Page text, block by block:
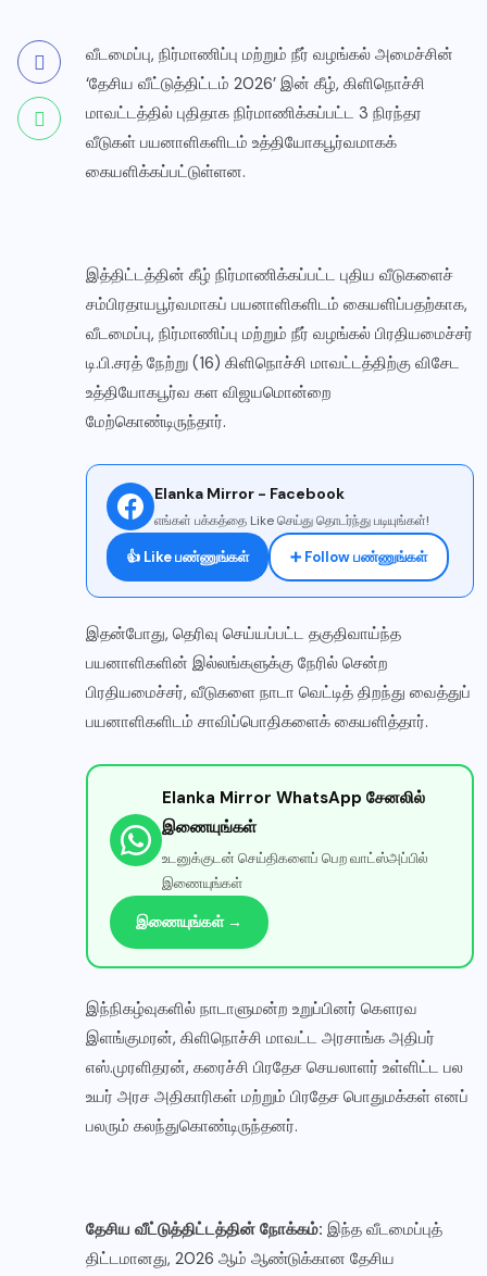
வீடமைப்பு, நிர்மாணிப்பு மற்றும் நீர் வழங்கல் அமைச்சின்
‘தேசிய வீட்டுத்திட்டம் 2026’ இன் கீழ், கிளிநொச்சி
மாவட்டத்தில் புதிதாக நிர்மாணிக்கப்பட்ட 3 நிரந்தர
வீடுகள் பயனாளிகளிடம் உத்தியோகபூர்வமாகக்
கையளிக்கப்பட்டுள்ளன.
இத்திட்டத்தின் கீழ் நிர்மாணிக்கப்பட்ட புதிய வீடுகளைச்
சம்பிரதாயபூர்வமாகப் பயனாளிகளிடம் கையளிப்பதற்காக,
வீடமைப்பு, நிர்மாணிப்பு மற்றும் நீர் வழங்கல் பிரதியமைச்சர்
டி.பி.சரத் நேற்று (16) கிளிநொச்சி மாவட்டத்திற்கு விசேட
உத்தியோகபூர்வ கள விஜயமொன்றை
மேற்கொண்டிருந்தார்.
Elanka Mirror - Facebook
எங்கள் பக்கத்தை Like செய்து தொடர்ந்து படியுங்கள்!
👍 Like பண்ணுங்கள் ➕ Follow பண்ணுங்கள்
இதன்போது, தெரிவு செய்யப்பட்ட தகுதிவாய்ந்த
பயனாளிகளின் இல்லங்களுக்கு நேரில் சென்ற
பிரதியமைச்சர், வீடுகளை நாடா வெட்டித் திறந்து வைத்துப்
பயனாளிகளிடம் சாவிப்பொதிகளைக் கையளித்தார்.
Elanka Mirror WhatsApp சேனலில்
இணையுங்கள்
உடனுக்குடன் செய்திகளைப் பெற வாட்ஸ்அப்பில்
இணையுங்கள்
இணையுங்கள் →
இந்நிகழ்வுகளில் நாடாளுமன்ற உறுப்பினர் கௌரவ
இளங்குமரன், கிளிநொச்சி மாவட்ட அரசாங்க அதிபர்
எஸ்.முரளிதரன், கரைச்சி பிரதேச செயலாளர் உள்ளிட்ட பல
உயர் அரச அதிகாரிகள் மற்றும் பிரதேச பொதுமக்கள் எனப்
பலரும் கலந்துகொண்டிருந்தனர்.
தேசிய வீட்டுத்திட்டத்தின் நோக்கம்: இந்த வீடமைப்புத்
திட்டமானது, 2026 ஆம் ஆண்டுக்கான தேசிய